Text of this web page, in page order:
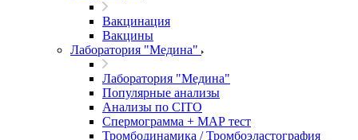
Вакцинация
Вакцины
Лаборатория "Медина"
Лаборатория "Медина"
Популярные анализы
Анализы по CITO
Спермограмма + МАР тест
Тромбодинамика / Тромбоэластография